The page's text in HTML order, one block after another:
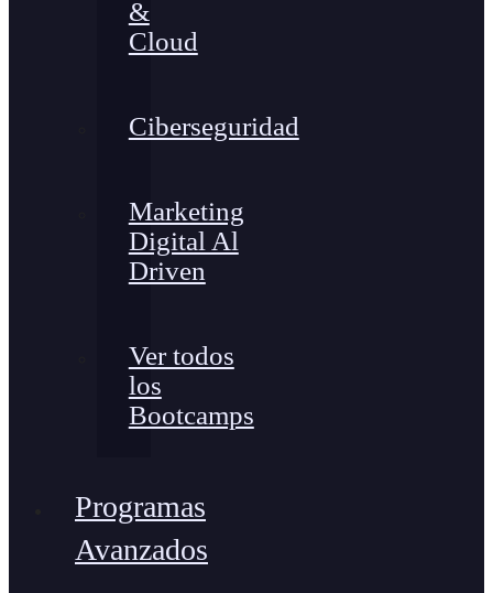
&
Cloud
Ciberseguridad
Marketing
Digital Al
Driven
Ver todos
los
Bootcamps
Programas
Avanzados